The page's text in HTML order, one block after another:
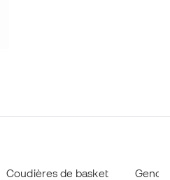
Coudières de basket